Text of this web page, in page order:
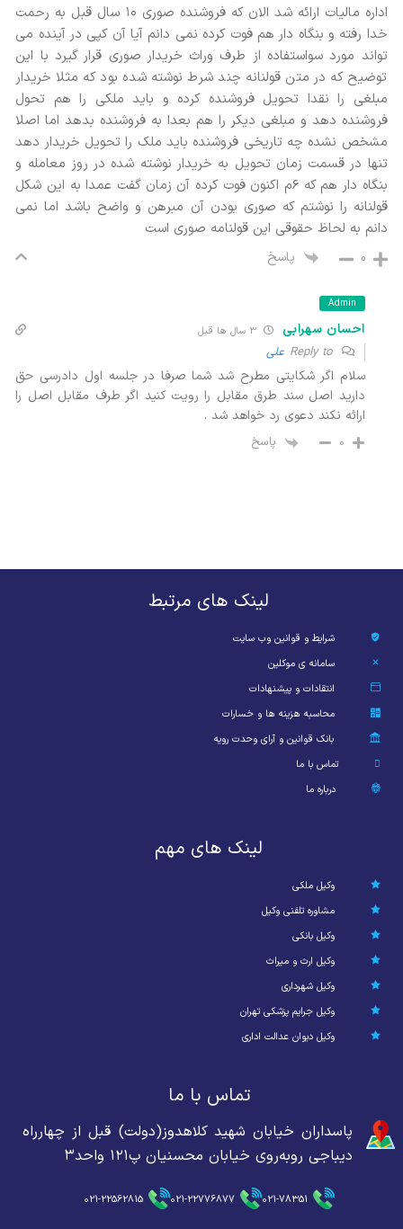
اداره مالیات ارائه شد الان که فروشنده صوری ۱۰ سال قبل به رحمت
خدا رفته و بنگاه دار هم فوت کرده نمی دانم آیا آن کپی در آینده می
تواند مورد سواستفاده از طرف وراث خریدار صوری قرار گیرد با این
توضیح که در متن قولنانه چند شرط نوشته شده بود که مثلا خریدار
مبلغی را نقدا تحویل فروشنده کرده و باید ملکی را هم تحول
فروشنده دهد و مبلغی دیکر را هم بعدا به فروشنده بدهد اما اصلا
مشخص نشده چه تاریخی فروشنده باید ملک را تحویل خریدار دهد
تنها در قسمت زمان تحویل به خریدار نوشته شده در روز معامله و
بنگاه دار هم که ۶م اکنون فوت کرده آن زمان گفت عمدا به این شکل
قولنانه را نوشتم که صوری بودن آن مبرهن و واضح باشد اما نمی
دانم به لحاظ حقوقی این قولنامه صوری است
0 پاسخ
Admin
احسان سهرابی
Reply to علی
سلام اگر شکایتی مطرح شد شما صرفا در جلسه اول دادرسی حق
دارید اصل سند طرق مقابل را رویت کنید اگر طرف مقابل اصل را
ارائه نکند دعوی رد خواهد شد .
0 پاسخ
لینک های مرتبط
شرایط و قوانین وب سایت
سامانه ی موکلین
انتقادات و پیشنهادات
محاسبه هزینه ها و خسارات
بانک قوانین و آرای وحدت رویه
تماس با ما
درباره ما
لینک های مهم
وکیل ملکی
مشاوره تلفنی وکیل
وکیل بانکی
وکیل ارث و میراث
وکیل شهرداری
وکیل جرایم پزشکی تهران
وکیل دیوان عدالت اداری
تماس با ما
پاسداران خیابان شهید کلاهدوز(دولت) قبل از چهارراه
دیباجی روبه‌روی خیابان محسنیان پ۱۲۱ واحد۳
021-78351
021-22776877
021-22562815